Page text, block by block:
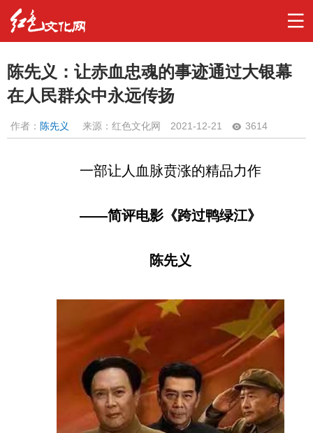
陈先义：让赤血忠魂的事迹通过大银幕
在人民群众中永远传扬
作者： 陈先义 来源：红色文化网 2021-12-21 3614
一部让人血脉贲涨的精品力作
——简评电影《跨过鸭绿江》
陈先义